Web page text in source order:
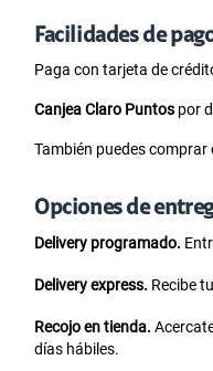
Facilidades de
Paga con tarjeta de
Canjea Claro Puntos por
También puedes comprar
Opciones de
Delivery programado.
Delivery express. Recibe
Recojo en tienda.
días hábiles.